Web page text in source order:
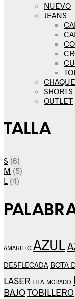
NUEVO
JEANS
SHORTS
OUTLET
TALLA
S (6)
M (5)
L (4)
AMARILLO AZUL
DESFLECADA BOTA
LASER LILA MORADO
BAJOTOBILLERO